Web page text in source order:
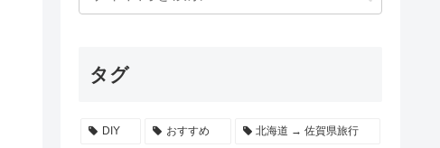
タグ
DIY おすすめ 北海道 → 佐賀県旅行